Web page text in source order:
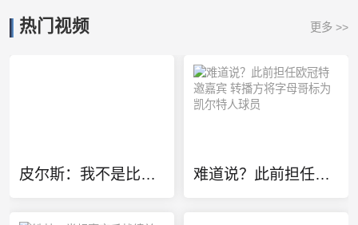
热门视频 更多 >>
皮尔斯：我不是比较天赋 但华莱士该像哈登一样离开雷霆 难道说？此前担任欧冠特邀嘉宾 转播方将字母哥标为凯尔特人球员